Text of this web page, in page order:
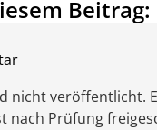
Beitrag:
nicht
nach Prüfung